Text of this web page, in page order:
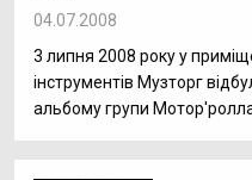
04.07.2008
3 липня 2008 року у
інструментів Музторг
альбому групи